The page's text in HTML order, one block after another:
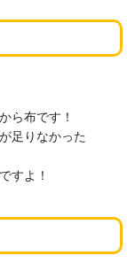
ら布です！
足りなかった
すよ！